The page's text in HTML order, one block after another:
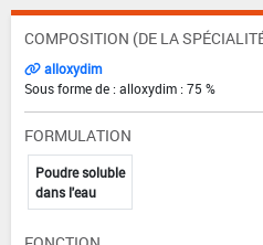
COMPOSITION (DE LA
alloxydim
Sous forme de : alloxydim : 75 %
FORMULATION
Poudre soluble
dans l'eau